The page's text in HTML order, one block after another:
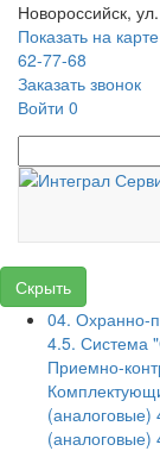
Новороссийск,
Показать на карте
62-77-68
Заказать звонок
Войти 0
Скрыть
04. Охранно-
4.5. Система
Приемно-
(аналоговые)
(аналоговые)